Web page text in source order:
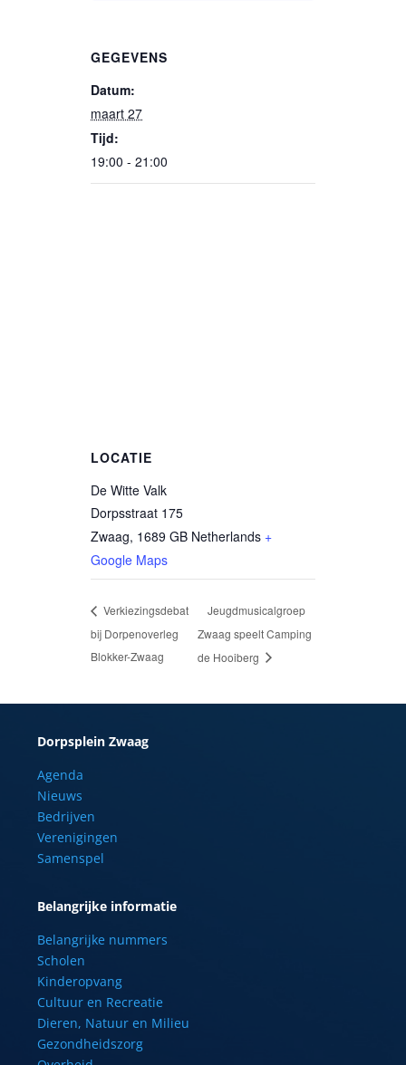
GEGEVENS
Datum:
maart 27
Tijd:
19:00 - 21:00
LOCATIE
De Witte Valk
Dorpsstraat 175
Zwaag, 1689 GB Netherlands +
Google Maps
Verkiezingsdebat
bij Dorpenoverleg
Blokker-Zwaag
Jeugdmusicalgroep
Zwaag speelt Camping
de Hooiberg
Dorpsplein Zwaag
Agenda
Nieuws
Bedrijven
Verenigingen
Samenspel
Belangrijke informatie
Belangrijke nummers
Scholen
Kinderopvang
Cultuur en Recreatie
Dieren, Natuur en Milieu
Gezondheidszorg